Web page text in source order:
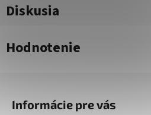
Diskusia
Hodnotenie
Informácie pre vás